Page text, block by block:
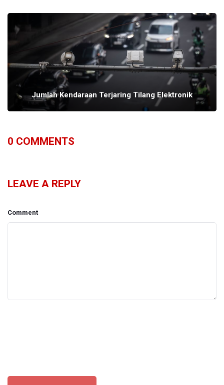
Jumlah Kendaraan Terjaring Tilang Elektronik
0 COMMENTS
LEAVE A REPLY
Comment